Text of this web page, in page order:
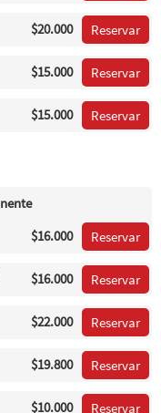
$20.000 Reservar
$15.000 Reservar
$15.000 Reservar
$16.000
Reservar
$16.000 Reservar
$22.000 Reservar
$19.800 Reservar
$10.000 Reservar